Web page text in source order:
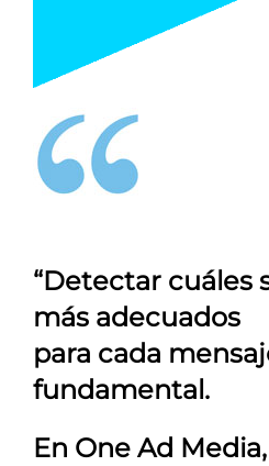
“Detectar cuáles
más adecuados
para cada
fundamental.
En One Ad Media